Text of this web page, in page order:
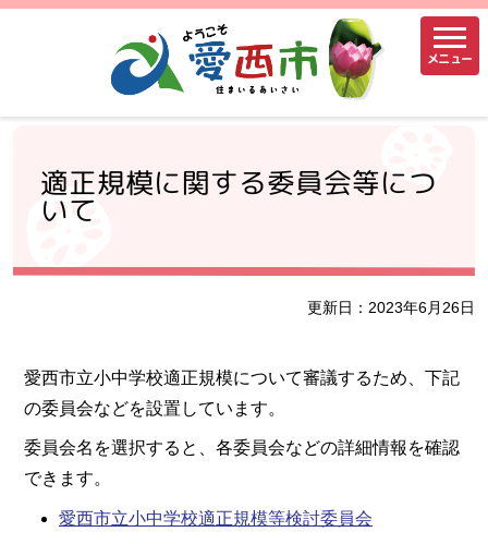
メニュー
適正規模に関する委員会等につ
いて
更新日：2023年6月26日
愛西市立小中学校適正規模について審議するため、下記
の委員会などを設置しています。
委員会名を選択すると、各委員会などの詳細情報を確認
できます。
愛西市立小中学校適正規模等検討委員会